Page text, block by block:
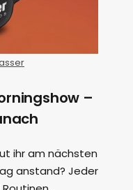
–
ihr am nächsten
anstand? Jeder